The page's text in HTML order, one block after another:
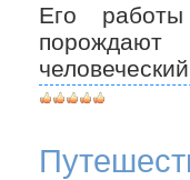
Его
порождают